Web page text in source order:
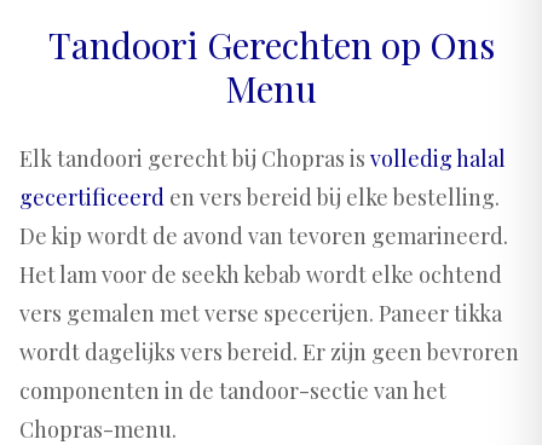
Tandoori Gerechten op Ons
Menu
Elk tandoori gerecht bij Chopras is volledig halal
gecertificeerd en vers bereid bij elke bestelling.
De kip wordt de avond van tevoren gemarineerd.
Het lam voor de seekh kebab wordt elke ochtend
vers gemalen met verse specerijen. Paneer tikka
wordt dagelijks vers bereid. Er zijn geen bevroren
componenten in de tandoor-sectie van het
Chopras-menu.